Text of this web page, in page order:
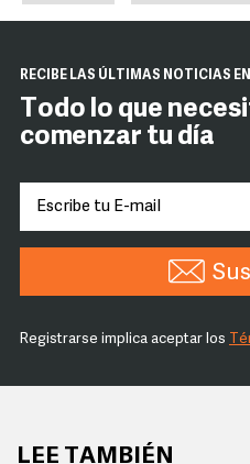
RECIBE LAS ÚLTIMAS NOTICIAS
Todo lo que
comenzar tu día
Registrarse implica aceptar los
LEE TAMBIÉN